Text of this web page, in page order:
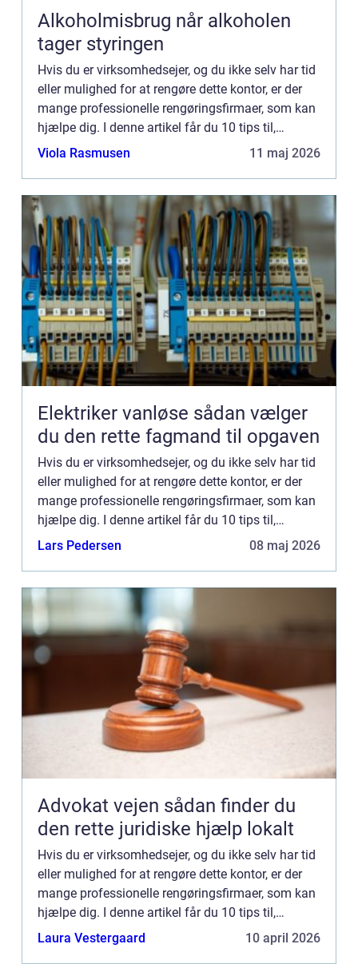
Alkoholmisbrug når alkoholen
tager styringen
Hvis du er virksomhedsejer, og du ikke selv har tid
eller mulighed for at rengøre dette kontor, er der
mange professionelle rengøringsfirmaer, som kan
hjælpe dig. I denne artikel får du 10 tips til,
hvordan du får udført professionel
Viola Rasmusen 11 maj 2026
Elektriker vanløse sådan vælger
du den rette fagmand til opgaven
Hvis du er virksomhedsejer, og du ikke selv har tid
eller mulighed for at rengøre dette kontor, er der
mange professionelle rengøringsfirmaer, som kan
hjælpe dig. I denne artikel får du 10 tips til,
hvordan du får udført professionel
Lars Pedersen 08 maj 2026
Advokat vejen sådan finder du
den rette juridiske hjælp lokalt
Hvis du er virksomhedsejer, og du ikke selv har tid
eller mulighed for at rengøre dette kontor, er der
mange professionelle rengøringsfirmaer, som kan
hjælpe dig. I denne artikel får du 10 tips til,
hvordan du får udført professionel
Laura Vestergaard 10 april 2026